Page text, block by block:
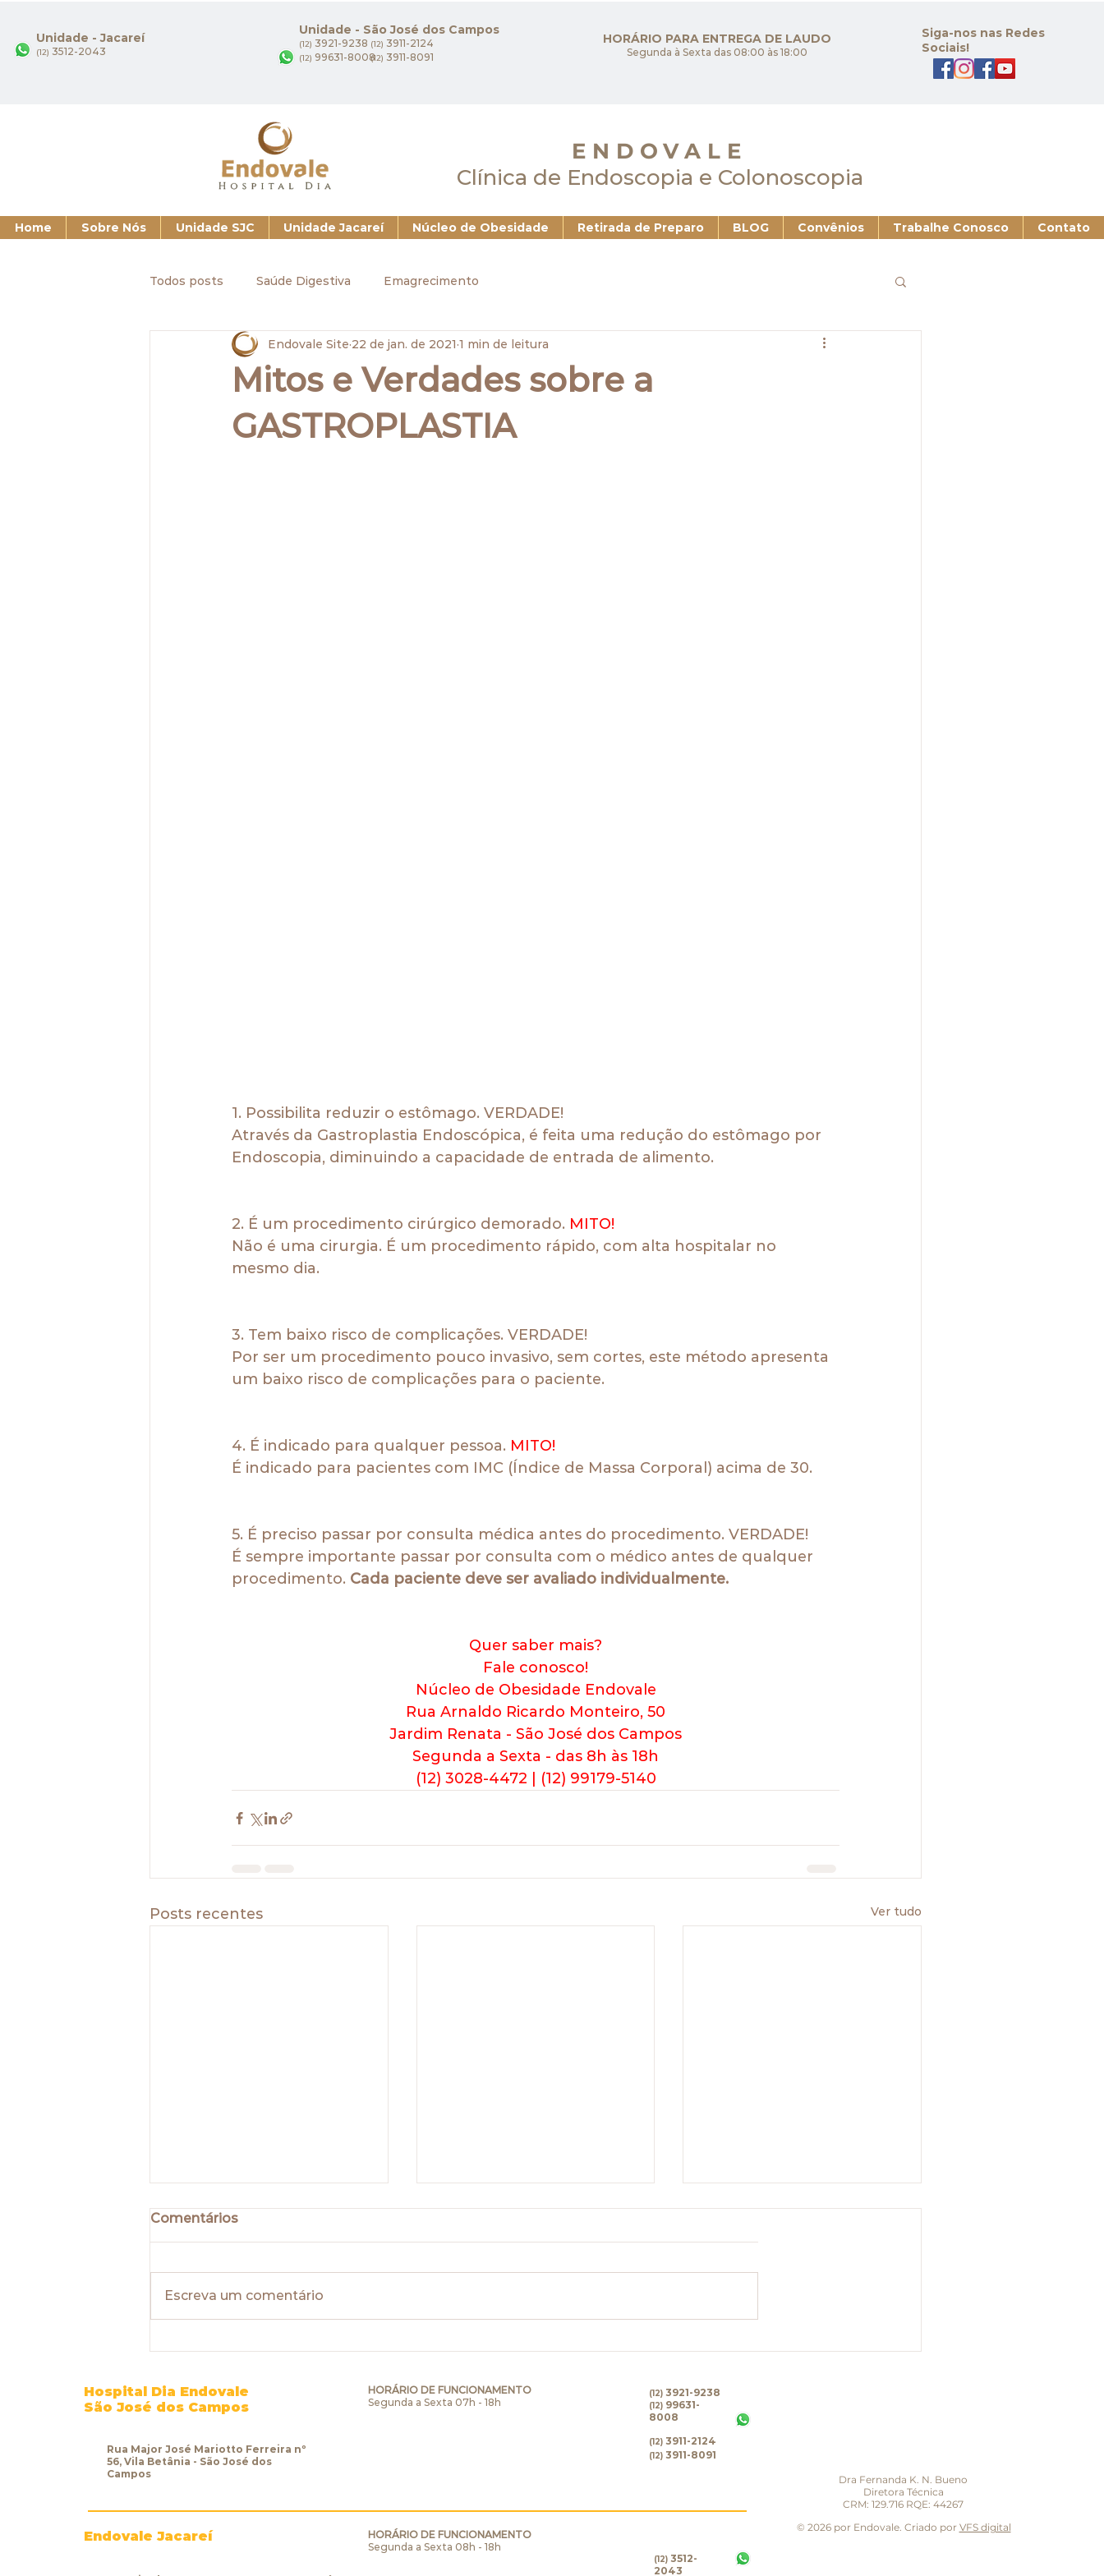
Unidade - Jacareí
(12) 3512-2043
(12) 3911-2124
(12) 3911-8091
Unidade - São José dos Campos
(12) 3921-9238
(12) 99631-8008
HORÁRIO PARA ENTREGA DE LAUDO
Segunda à Sexta das 08:00 às 18:00
Siga-nos nas Redes
Sociais!
Home Sobre Nós Unidade SJC Unidade Jacareí Núcleo de Obesidade Retirada de Preparo BLOG Convênios Trabalhe Conosco Contato
ENDOVALE
Clínica de Endoscopia e Colonoscopia
Todos posts Saúde Digestiva Emagrecimento
Mitos e Verdades sobre a
GASTROPLASTIA
Endovale Site 22 de jan. de 2021 1 min de leitura
1. Possibilita reduzir o estômago. VERDADE!
Através da Gastroplastia Endoscópica, é feita uma redução do estômago por
Endoscopia, diminuindo a capacidade de entrada de alimento.
2. É um procedimento cirúrgico demorado. MITO!
Não é uma cirurgia. É um procedimento rápido, com alta hospitalar no
mesmo dia.
3. Tem baixo risco de complicações. VERDADE!
Por ser um procedimento pouco invasivo, sem cortes, este método apresenta
um baixo risco de complicações para o paciente.
4. É indicado para qualquer pessoa. MITO!
É indicado para pacientes com IMC (Índice de Massa Corporal) acima de 30.
5. É preciso passar por consulta médica antes do procedimento. VERDADE!
É sempre importante passar por consulta com o médico antes de qualquer
procedimento. Cada paciente deve ser avaliado individualmente.
Quer saber mais?
Fale conosco!
Núcleo de Obesidade Endovale
Rua Arnaldo Ricardo Monteiro, 50
Jardim Renata - São José dos Campos
Segunda a Sexta - das 8h às 18h
(12) 3028-4472 | (12) 99179-5140
Posts recentes Ver tudo
Comentários
Escreva um comentário
Hospital Dia Endovale
São José dos Campos
Rua Major José Mariotto Ferreira nº
56, Vila Betânia - São José dos
Campos
HORÁRIO DE FUNCIONAMENTO
Segunda a Sexta 07h - 18h
(12) 3921-9238
(12) 99631-
8008
(12) 3911-2124
(12) 3911-8091
Dra Fernanda K. N. Bueno
Diretora Técnica
CRM: 129.716 RQE: 44267
Endovale Jacareí
HORÁRIO DE FUNCIONAMENTO
Segunda a Sexta 08h - 18h
© 2026 por Endovale. Criado por VFS digital
(12) 3512-
2043